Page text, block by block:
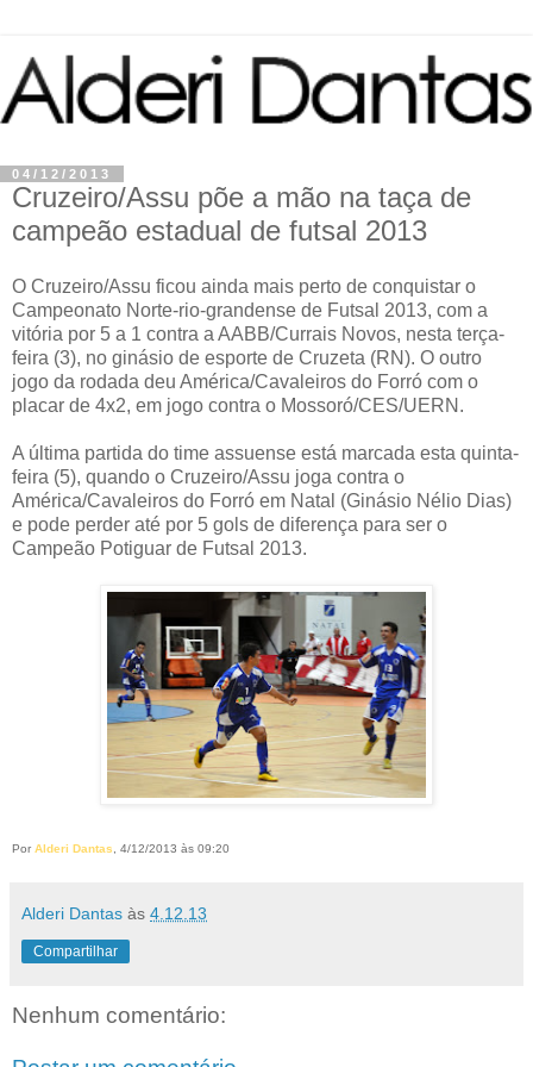
04/12/2013
Cruzeiro/Assu põe a mão na taça de
campeão estadual de futsal 2013
O Cruzeiro/Assu ficou ainda mais perto de conquistar o
Campeonato Norte-rio-grandense de Futsal 2013, com a
vitória por 5 a 1 contra a AABB/Currais Novos, nesta terça-
feira (3), no ginásio de esporte de Cruzeta (RN). O outro
jogo da rodada deu América/Cavaleiros do Forró com o
placar de 4x2, em jogo contra o Mossoró/CES/UERN.
A última partida do time assuense está marcada esta quinta-
feira (5), quando o Cruzeiro/Assu joga contra o
América/Cavaleiros do Forró em Natal (Ginásio Nélio Dias)
e pode perder até por 5 gols de diferença para ser o
Campeão Potiguar de Futsal 2013.
Por Alderi Dantas, 4/12/2013 às 09:20
Alderi Dantas às 4.12.13
Compartilhar
Nenhum comentário: